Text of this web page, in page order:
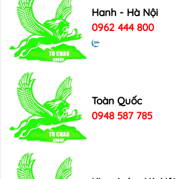
Hanh - Hà Nội
0962 444 800
Toàn Quốc
0948 587 785